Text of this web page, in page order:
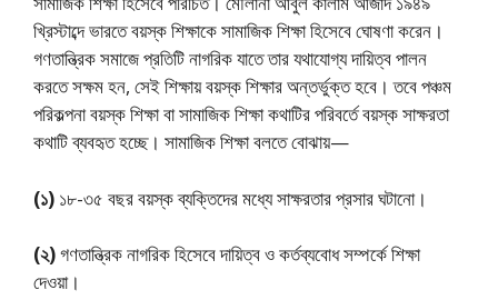
খ্রিস্টাব্দে ভারতে বয়স্ক শিক্ষাকে সামাজিক শিক্ষা হিসেবে ঘোষণা করেন।
গণতান্ত্রিক সমাজে প্রতিটি নাগরিক যাতে তার যথাযোগ্য দায়িত্ব পালন
করতে সক্ষম হন, সেই শিক্ষায় বয়স্ক শিক্ষার অন্তর্ভুক্ত হবে। তবে পঞ্চম
পরিকল্পনা বয়স্ক শিক্ষা বা সামাজিক শিক্ষা কথাটির পরিবর্তে বয়স্ক সাক্ষরতা
কথাটি ব্যবহৃত হচ্ছে। সামাজিক শিক্ষা বলতে বোঝায়—
(১) ১৮-৩৫ বছর বয়স্ক ব্যক্তিদের মধ্যে সাক্ষরতার প্রসার ঘটানাে।
(২)গণতান্ত্রিক নাগরিক হিসেবে দায়িত্ব ও কর্তব্যবোধ সম্পর্কে শিক্ষা
দেওয়া।